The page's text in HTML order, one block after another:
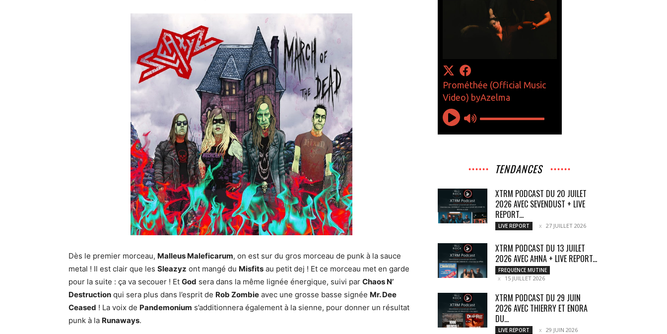
Dès le premier morceau, Malleus Maleficarum, on est sur du gros morceau de punk à la sauce
metal ! Il est clair que les Sleazyz ont mangé du Misfits au petit dej ! Et ce morceau met en garde
pour la suite : ça va secouer ! Et God sera dans la même lignée énergique, suivi par Chaos N’
Destruction qui sera plus dans l’esprit de Rob Zombie avec une grosse basse signée Mr. Dee
Ceased ! La voix de Pandemonium s’additionnera également à la sienne, pour donner un résultat
punk à la Runaways.
TENDANCES
XTRM PODCAST DU 20 JUILET
2026 AVEC SEVENDUST + LIVE
REPORT...
LIVE REPORT 27 JUILLET 2026
XTRM PODCAST DU 13 JUILET
2026 AVEC AĦNA + LIVE REPORT...
FREQUENCE MUTINE
15 JUILLET 2026
XTRM PODCAST DU 29 JUIN
2026 AVEC THIERRY ET ENORA
DU...
LIVE REPORT 29 JUIN 2026